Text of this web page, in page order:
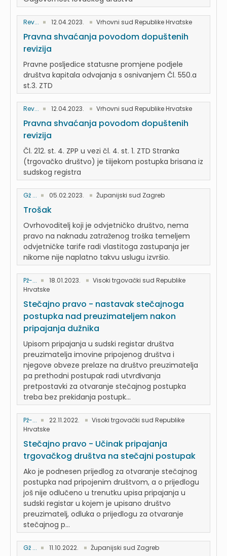
Rev... 12.04.2023. Vrhovni sud Republike Hrvatske
Pravna shvaćanja povodom dopuštenih
revizija
Pravne posljedice statusne promjene podjele
društva kapitala odvajanja s osnivanjem Čl. 550.a
st.3. ZTD
Rev... 12.04.2023. Vrhovni sud Republike Hrvatske
Pravna shvaćanja povodom dopuštenih
revizija
Čl. 212. st. 4. ZPP u vezi čl. 4. st. 1. ZTD Stranka
(trgovačko društvo) je tiijekom postupka brisana iz
sudskog registra
Gž ... 05.02.2023. Županijski sud Zagreb
Trošak
Ovrhovoditelj koji je odvjetničko društvo, nema
pravo na naknadu zatraženog troška temeljem
odvjetničke tarife radi vlastitoga zastupanja jer
nikome nije naplatno takvu uslugu izvršio.
Pž-... 18.01.2023.
Visoki trgovački sud Republike
Hrvatske
Stečajno pravo - nastavak stečajnoga
postupka nad preuzimateljem nakon
pripajanja dužnika
Upisom pripajanja u sudski registar društva
preuzimatelja imovine pripojenog društva i
njegove obveze prelaze na društvo preuzimatelja
pa prethodni postupak radi utvrđivanja
pretpostavki za otvaranje stečajnog postupka
treba bez prekidanja postupk...
Pž-... 22.11.2022.
Visoki trgovački sud Republike
Hrvatske
Stečajno pravo - Učinak pripajanja
trgovačkog društva na stečajni postupak
Ako je podnesen prijedlog za otvaranje stečajnog
postupka nad pripojenim društvom, a o prijedlogu
još nije odlučeno u trenutku upisa pripajanja u
sudski registar u kojem je upisano društvo
preuzimatelj, odluka o prijedlogu za otvaranje
stečajnog p...
Gž ... 11.10.2022. Županijski sud Zagreb